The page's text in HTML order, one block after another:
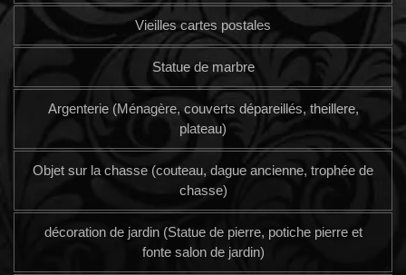
Vieilles cartes postales
Statue de marbre
Argenterie (Ménagère, couverts dépareillés, theillere,
plateau)
Objet sur la chasse (couteau, dague ancienne, trophée de
chasse)
décoration de jardin (Statue de pierre, potiche pierre et
fonte salon de jardin)